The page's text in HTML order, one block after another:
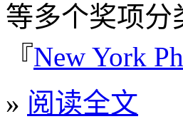
等多个奖项分
『New York
» 阅读全文